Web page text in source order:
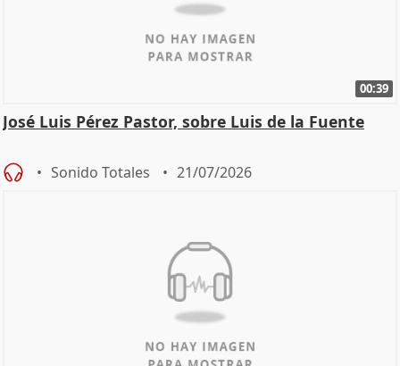
00:39
José Luis Pérez Pastor, sobre Luis de la Fuente
Sonido Totales 21/07/2026